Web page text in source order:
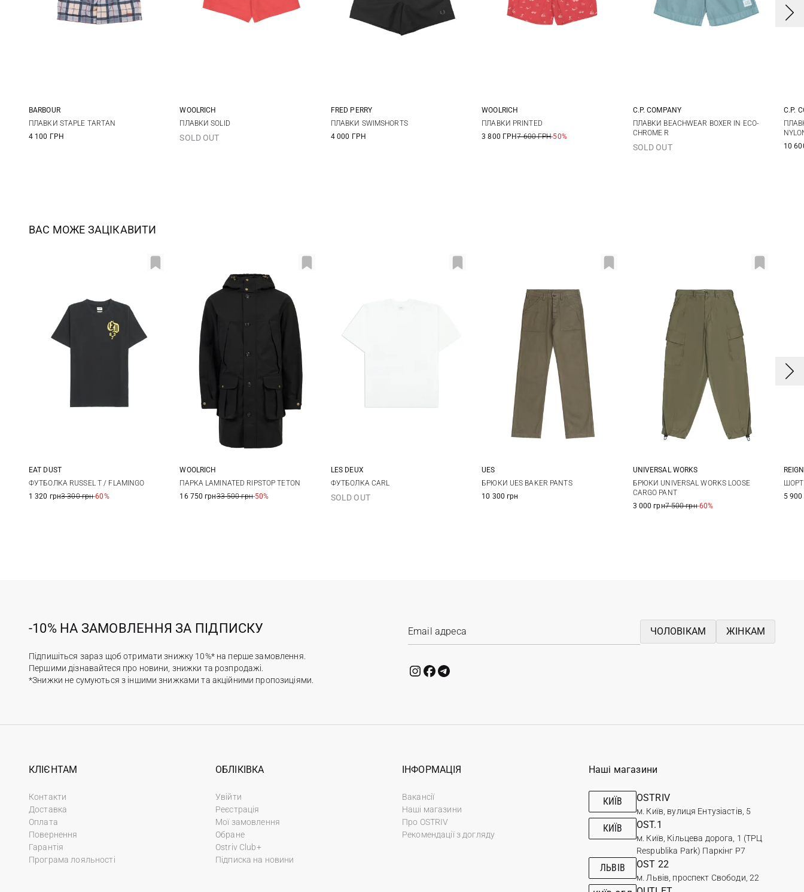
S M
BARBOUR
ПЛАВКИ STAPLE TARTAN
4 100 ГРН
L
WOOLRICH
ПЛАВКИ SOLID
SOLD OUT
S M
FRED PERRY
ПЛАВКИ SWIMSHORTS
4 000 ГРН
L
WOOLRICH
ПЛАВКИ PRINTED
3 800 ГРН7 600 ГРН-50%
48 50 52 54
C.P. COMPANY
ПЛАВКИ BEACHWEAR BOXER IN ECO-
CHROME R
SOLD OUT
C.P.
10
ВАС МОЖЕ ЗАЦІКАВИТИ
M L XL
EAT DUST
ФУТБОЛКА RUSSEL T / FLAMINGO
1 320 грн3 300 грн-60%
L
WOOLRICH
ПАРКА LAMINATED RIPSTOP TETON
16 750 грн33 500 грн-50%
S M
LES DEUX
ФУТБОЛКА CARL
SOLD OUT
33 34 36
UES
БРЮКИ UES BAKER PANTS
10 300 грн
30 32 34
38
UNIVERSAL WORKS
БРЮКИ UNIVERSAL WORKS LOOSE
CARGO PANT
3 000 грн7 500 грн-60%
S
5 900
-10% НА ЗАМОВЛЕННЯ ЗА ПІДПИСКУ
Підпишіться зараз щоб отримати знижку 10%* на перше замовлення.
Першими дізнавайтеся про новини, знижки та розпродажі.
*Знижки не сумуються з іншими знижками та акційними пропозиціями.
ЧОЛОВІКАМ ЖІНКАМ
КЛІЄНТАМ
Контакти
Доставка
Оплата
Повернення
Гарантія
Програма лояльності
ОБЛІКІВКА
Увійти
Реєстрація
Мої замовлення
Обране
Ostriv Club+
Підписка на новини
ІНФОРМАЦІЯ
Вакансії
Наші магазини
Про OSTRIV
Рекомендації з догляду
Наші магазини
КИЇВ OSTRIV
м. Київ, вулиця Ентузіастів, 5
КИЇВ OST.1
м. Київ, Кільцева дорога, 1 (ТРЦ
Respublika Park) Паркінг Р7
ЛЬВІВ OST 22
м. Львів, проспект Свободи, 22